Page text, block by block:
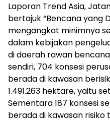
Laporan Trend Asia,
bertajuk “Bencana yang
mengangkat minimnya
dalam kebijakan
di daerah rawan
sendiri, 704 konsesi
berada di kawasan
1.491.263 hektare, yaitu
Sementara 187 konsesi
berada di kawasan risiko